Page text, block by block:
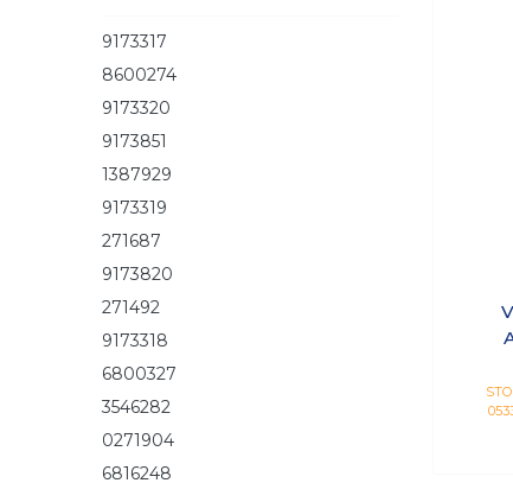
9173317
8600274
9173320
9173851
1387929
9173319
271687
9173820
271492
9173318
6800327
3546282
0271904
6816248